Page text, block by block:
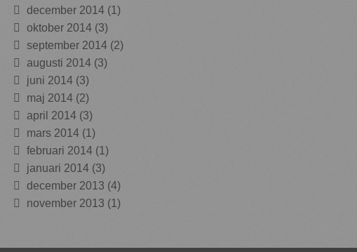
december 2014(1)
oktober 2014(3)
september 2014(2)
augusti 2014(3)
juni 2014(3)
maj 2014(2)
april 2014(3)
mars 2014(1)
februari 2014(1)
januari 2014(3)
december 2013 (4)
november 2013 (1)